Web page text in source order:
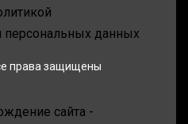
персональных данных
права защищены
сайта -